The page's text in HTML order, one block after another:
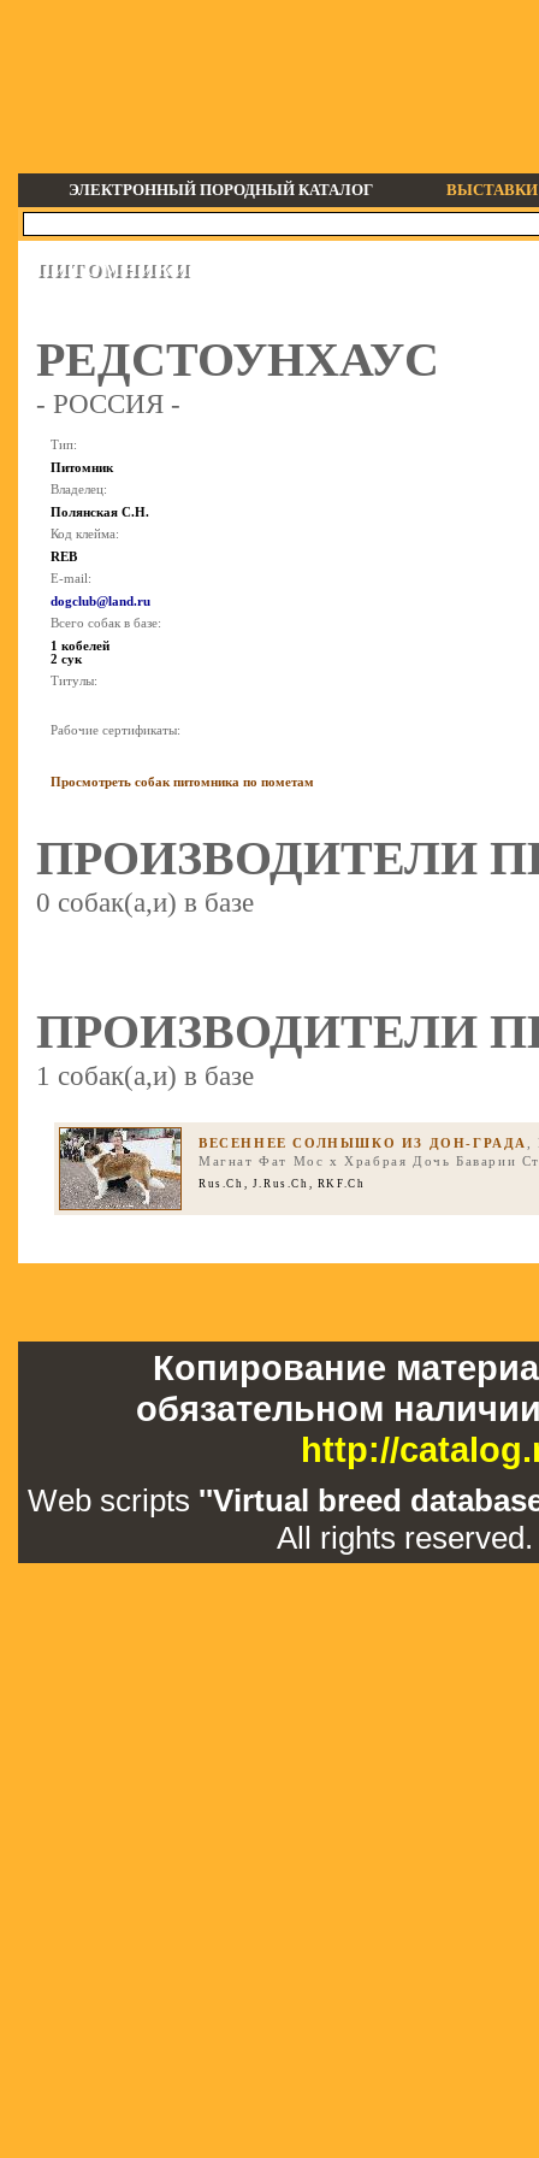
ЭЛЕКТРОННЫЙ ПОРОДНЫЙ КАТАЛОГ ВЫСТАВКИ
ПИТОМНИКИ
РЕДСТОУНХАУС
- РОССИЯ -
Тип:
Питомник
Владелец:
Полянская С.Н.
Код клейма:
REB
E-mail:
dogclub@land.ru
Всего собак в базе:
1 кобелей
2 сук
Титулы:
Рабочие сертификаты:
Просмотреть собак питомника по пометам
ПРОИЗВОДИТЕЛИ
0 собак(а,и) в базе
ПРОИЗВОДИТЕЛИ
1 собак(а,и) в базе
ВЕСЕННЕЕ СОЛНЫШКО ИЗ ДОН-ГРАДА
Магнат Фат Мос x Храбрая Дочь Баварии
Rus.Ch , J.Rus.Ch , RKF.Ch
Копирование
обязательном
http://
Web scripts ''Virtual breed
All rights